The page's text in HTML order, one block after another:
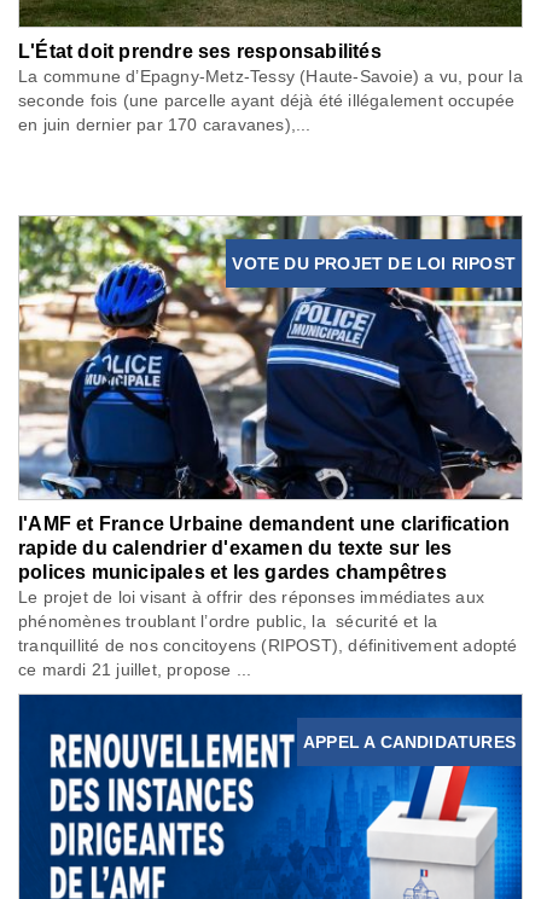
L'État doit prendre ses responsabilités
La commune d’Epagny-Metz-Tessy (Haute-Savoie) a vu, pour la
seconde fois (une parcelle ayant déjà été illégalement occupée
en juin dernier par 170 caravanes),...
VOTE DU PROJET DE LOI RIPOST
l'AMF et France Urbaine demandent une clarification
rapide du calendrier d'examen du texte sur les
polices municipales et les gardes champêtres
Le projet de loi visant à offrir des réponses immédiates aux
phénomènes troublant l’ordre public, la sécurité et la
tranquillité de nos concitoyens (RIPOST), définitivement adopté
ce mardi 21 juillet, propose ...
APPEL A CANDIDATURES